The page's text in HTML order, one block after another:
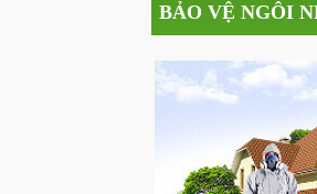
BẢO VỆ NGÔI